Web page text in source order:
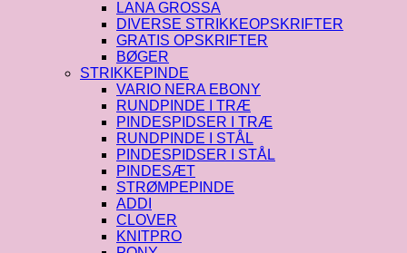
LANA GROSSA
DIVERSE STRIKKEOPSKRIFTER
GRATIS OPSKRIFTER
BØGER
STRIKKEPINDE
VARIO NERA EBONY
RUNDPINDE I TRÆ
PINDESPIDSER I TRÆ
RUNDPINDE I STÅL
PINDESPIDSER I STÅL
PINDESÆT
STRØMPEPINDE
ADDI
CLOVER
KNITPRO